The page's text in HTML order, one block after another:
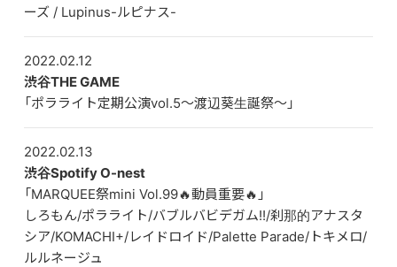
ーズ / Lupinus-ルピナス-
2022.02.12
渋谷THE GAME
「ポラライト定期公演vol.5〜渡辺葵生誕祭〜」
2022.02.13
渋谷Spotify O-nest
「MARQUEE祭mini Vol.99🔥動員重要🔥」
しろもん/ポラライト/バブルバビデガム!!/刹那的アナスタ
シア/KOMACHI+/レイドロイド/Palette Parade/トキメロ/
ルルネージュ